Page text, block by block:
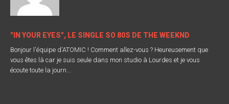
"IN YOUR EYES", LE SINGLE SO 80S DE THE WEEKND
Bonjour l'équipe d'ATOMIC ! Comment allez-vous ? Heureusement que
vous êtes là car je suis seule dans mon studio à Lourdes et je vous
écoute toute la journ...